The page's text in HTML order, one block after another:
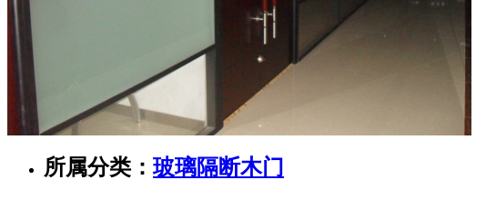
所属分类：玻璃隔断木门